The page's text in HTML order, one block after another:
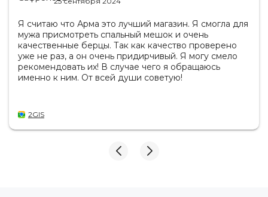
Я считаю что Арма это лучший магазин. Я смогла для
мужа присмотреть спальный мешок и очень
качественные берцы. Так как качество проверено
уже не раз, а он очень придирчивый. Я могу смело
рекомендовать их! В случае чего я обращаюсь
именно к ним. От всей души советую!
2GIS